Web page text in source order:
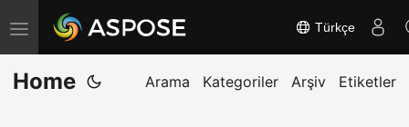
G
e
z
Türkçe
Home Arama Kategoriler Arşiv Etiketler